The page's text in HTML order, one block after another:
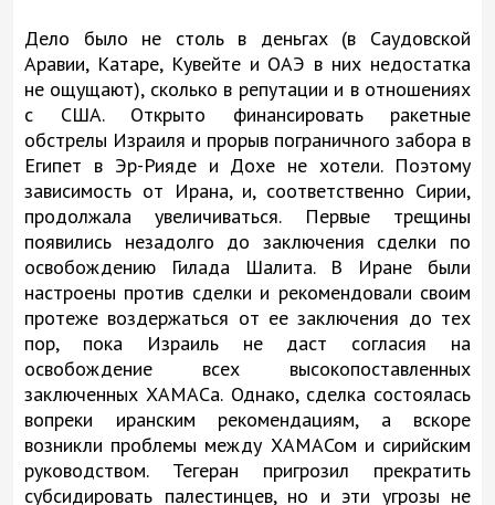
Дело было не столь в деньгах (в Саудовской
Аравии, Катаре, Кувейте и ОАЭ в них недостатка
не ощущают), сколько в репутации и в отношениях
с США. Открыто финансировать ракетные
обстрелы Израиля и прорыв пограничного забора в
Египет в Эр-Рияде и Дохе не хотели. Поэтому
зависимость от Ирана, и, соответственно Сирии,
продолжала увеличиваться. Первые трещины
появились незадолго до заключения сделки по
освобождению Гилада Шалита. В Иране были
настроены против сделки и рекомендовали своим
протеже воздержаться от ее заключения до тех
пор, пока Израиль не даст согласия на
освобождение всех высокопоставленных
заключенных ХАМАСа. Однако, сделка состоялась
вопреки иранским рекомендациям, а вскоре
возникли проблемы между ХАМАСом и сирийским
руководством. Тегеран пригрозил прекратить
субсидировать палестинцев, но и эти угрозы не